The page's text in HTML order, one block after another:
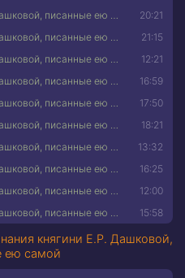
20:21
Воспоминания княгини Е.Р. Дашковой, писанные ею самой 21
21:15
Воспоминания княгини Е.Р. Дашковой, писанные ею самой 22
12:21
Воспоминания княгини Е.Р. Дашковой, писанные ею самой 23
16:59
Воспоминания княгини Е.Р. Дашковой, писанные ею самой 24
17:50
Воспоминания княгини Е.Р. Дашковой, писанные ею самой 25
18:21
Воспоминания княгини Е.Р. Дашковой, писанные ею самой 26
13:32
Воспоминания княгини Е.Р. Дашковой, писанные ею самой 27
16:25
Воспоминания княгини Е.Р. Дашковой, писанные ею самой 28
12:00
Воспоминания княгини Е.Р. Дашковой, писанные ею самой 29
15:58
Воспоминания княгини Е.Р. Дашковой, писанные ею самой 30
княгини Е.Р. Дашковой,
ею самой